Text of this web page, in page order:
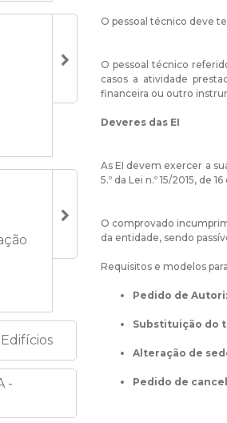
-
O pessoal técnico deve
O pessoal técnico
casos a atividade
financeira ou outro
Deveres das EI
As EI devem exercer a
5.º da Lei n.º 15/2015, de
O comprovado
da entidade, sendo
Requisitos e modelos
Pedido de
Substituição do
Alteração de
Pedido de